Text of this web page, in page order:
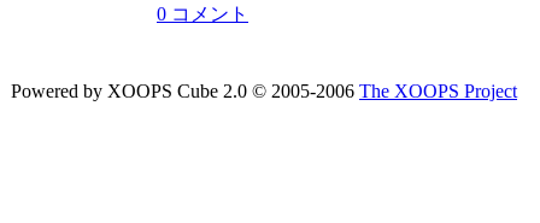
0 コメント
Powered by XOOPS Cube 2.0 © 2005-2006 The XOOPS Project